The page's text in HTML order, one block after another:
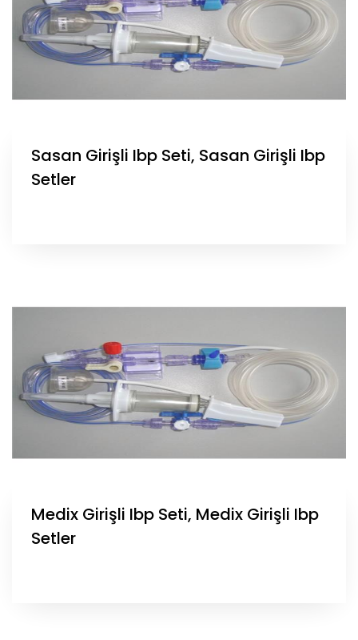
Sasan Girişli Ibp Seti, Sasan Girişli Ibp
Setler
Medix Girişli Ibp Seti, Medix Girişli Ibp
Setler